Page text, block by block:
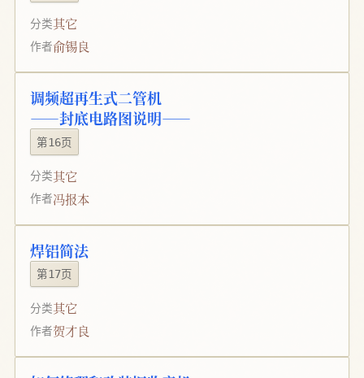
分类其它
作者俞锡良
调频超再生式二管机
——封底电路图说明——
第16页
分类其它
作者冯报本
焊铝简法
第17页
分类其它
作者贺才良